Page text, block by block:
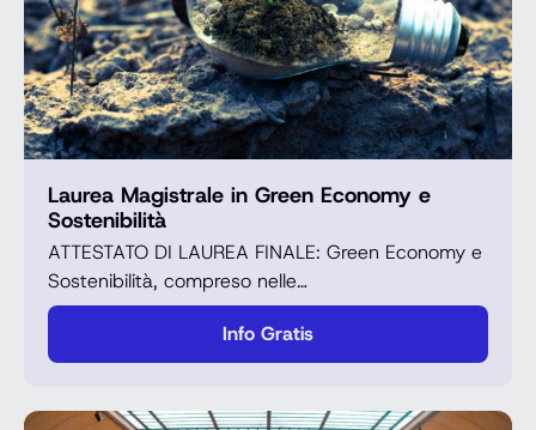
Laurea Magistrale in Green Economy e
Sostenibilità
ATTESTATO DI LAUREA FINALE: Green Economy e
Sostenibilità, compreso nelle…
Info Gratis